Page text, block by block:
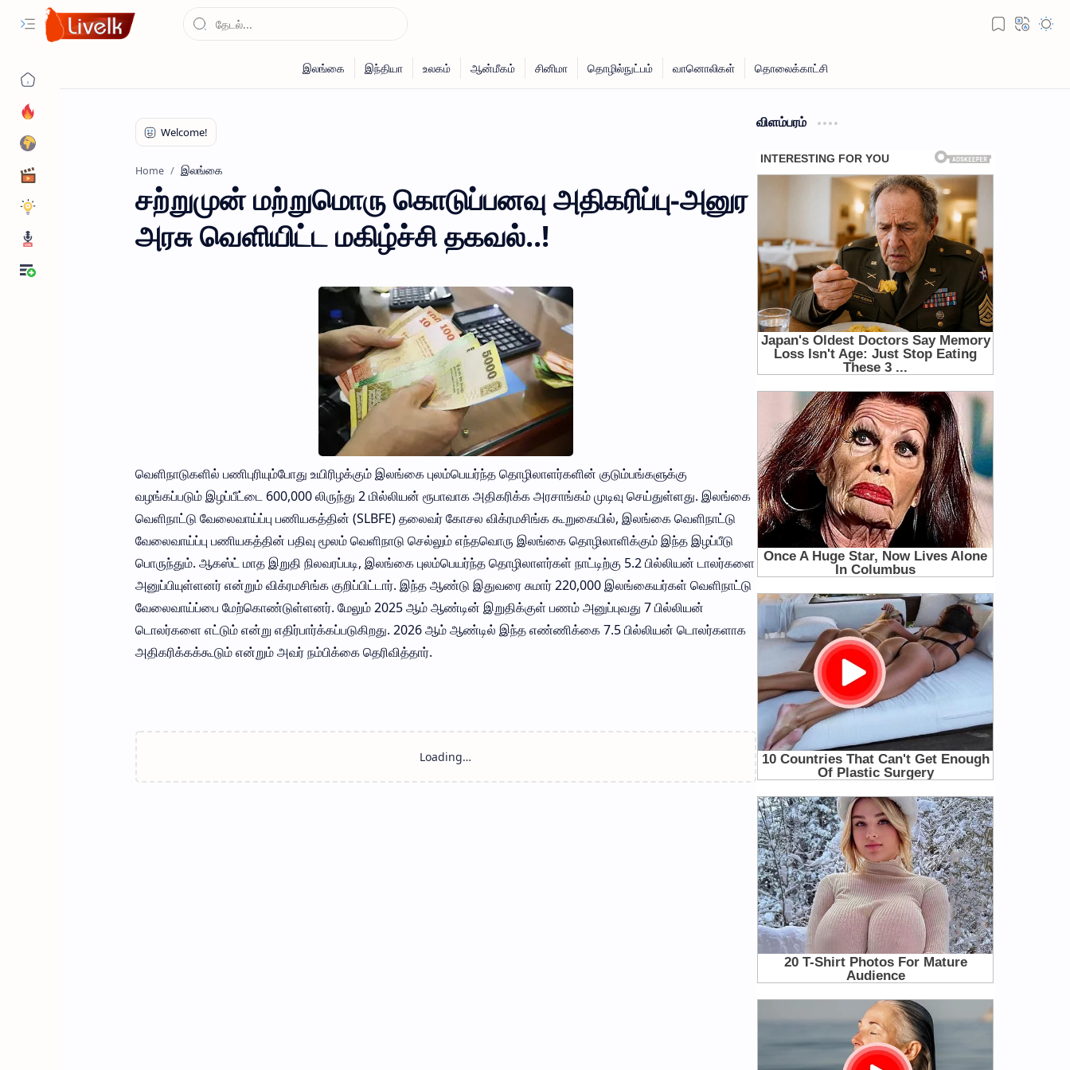
Home இலங்கை
சற்றுமுன் மற்றுமொரு கொடுப்பனவு அதிகரிப்பு-அனுர
அரசு வெளியிட்ட மகிழ்ச்சி தகவல்..!
வெளிநாடுகளில் பணிபுரியும்போது உயிரிழக்கும் இலங்கை புலம்பெயர்ந்த தொழிலாளர்களின் குடும்பங்களுக்கு
வழங்கப்படும் இழப்பீட்டை 600,000 லிருந்து 2 மில்லியன் ரூபாவாக அதிகரிக்க அரசாங்கம் முடிவு செய்துள்ளது. இலங்கை
வெளிநாட்டு வேலைவாய்ப்பு பணியகத்தின் (SLBFE) தலைவர் கோசல விக்ரமசிங்க கூறுகையில், இலங்கை வெளிநாட்டு
வேலைவாய்ப்பு பணியகத்தின் பதிவு மூலம் வெளிநாடு செல்லும் எந்தவொரு இலங்கை தொழிலாளிக்கும் இந்த இழப்பீடு
பொருந்தும். ஆகஸ்ட் மாத இறுதி நிலவரப்படி, இலங்கை புலம்பெயர்ந்த தொழிலாளர்கள் நாட்டிற்கு 5.2 பில்லியன் டாலர்களை
அனுப்பியுள்ளனர் என்றும் விக்ரமசிங்க குறிப்பிட்டார். இந்த ஆண்டு இதுவரை சுமார் 220,000 இலங்கையர்கள் வெளிநாட்டு
வேலைவாய்ப்பை மேற்கொண்டுள்ளனர். மேலும் 2025 ஆம் ஆண்டின் இறுதிக்குள் பணம் அனுப்புவது 7 பில்லியன்
டொலர்களை எட்டும் என்று எதிர்பார்க்கப்படுகிறது. 2026 ஆம் ஆண்டில் இந்த எண்ணிக்கை 7.5 பில்லியன் டொலர்களாக
அதிகரிக்கக்கூடும் என்றும் அவர் நம்பிக்கை தெரிவித்தார்.
விளம்பரம்